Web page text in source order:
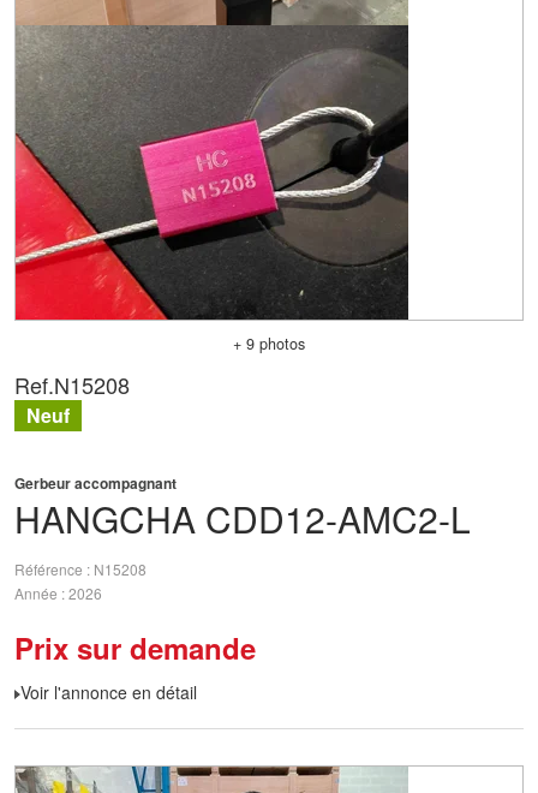
+ 9 photos
HANGCHA CDD12-AMC2-L
Gerbeur accompagnant
Référence
N15208
Année 2026
Prix sur demande
Voir l'annonce en détail
Ref.N15208
Neuf